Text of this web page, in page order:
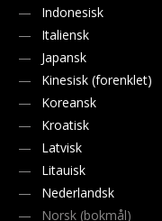
Indonesisk
Italiensk
Japansk
Kinesisk (forenklet)
Koreansk
Kroatisk
Latvisk
Litauisk
Nederlandsk
Norsk (bokmål)